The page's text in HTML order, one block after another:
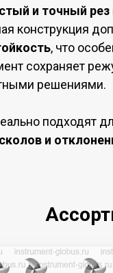
и точный рез
конструкция
, что
сохраняет
решениями.
подходят
и